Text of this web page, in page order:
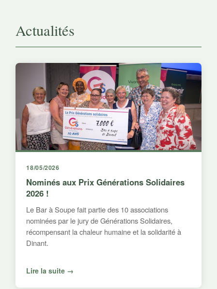
Actualités
18/05/2026
Nominés aux Prix Générations Solidaires
2026 !
Le Bar à Soupe fait partie des 10 associations
nominées par le jury de Générations Solidaires,
récompensant la chaleur humaine et la solidarité à
Dinant.
Lire la suite →